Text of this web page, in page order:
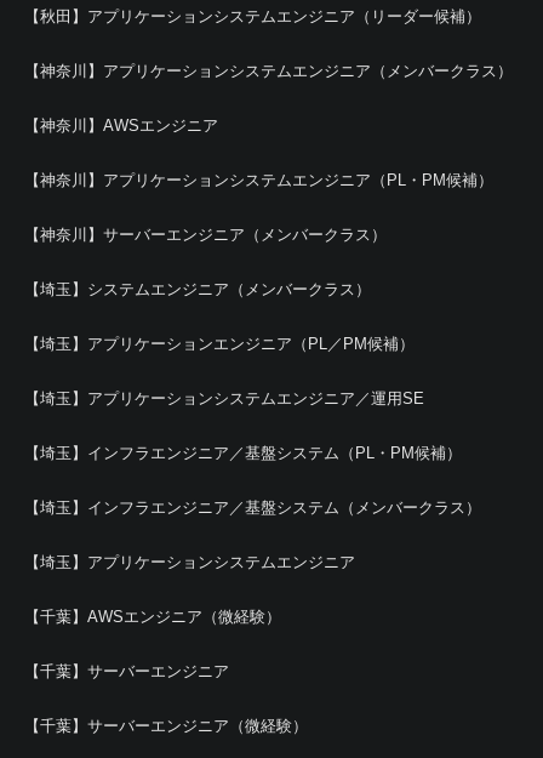
【秋田】アプリケーションシステムエンジニア（リーダー候補）
【神奈川】アプリケーションシステムエンジニア（メンバークラス）
【神奈川】AWSエンジニア
【神奈川】アプリケーションシステムエンジニア（PL・PM候補）
【神奈川】サーバーエンジニア（メンバークラス）
【埼玉】システムエンジニア（メンバークラス）
【埼玉】アプリケーションエンジニア（PL／PM候補）
【埼玉】アプリケーションシステムエンジニア／運用SE
【埼玉】インフラエンジニア／基盤システム（PL・PM候補）
【埼玉】インフラエンジニア／基盤システム（メンバークラス）
【埼玉】アプリケーションシステムエンジニア
【千葉】AWSエンジニア（微経験）
【千葉】サーバーエンジニア
【千葉】サーバーエンジニア（微経験）